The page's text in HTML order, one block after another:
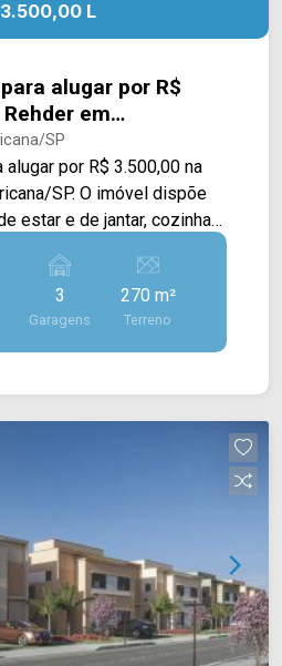
L
alugar por R$
em
SP
por R$ 3.500,00 na
imóvel dispõe
estar e de jantar, cozinha
quintal e área de serviço.
banheiros sociais; > 03
com diversos
supermercados,
e agende a sua visita!!
em cada mudança!
3
Garagens
270 m²
Terreno